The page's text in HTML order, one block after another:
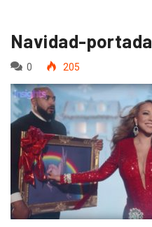
Navidad-portada
0 205